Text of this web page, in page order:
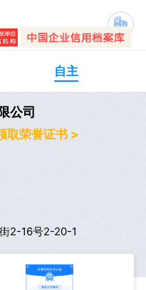
自主
公司
取荣誉证书 >
2-16号2-20-1